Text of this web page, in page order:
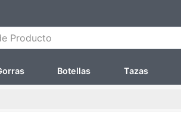
Producto
Botellas Tazas